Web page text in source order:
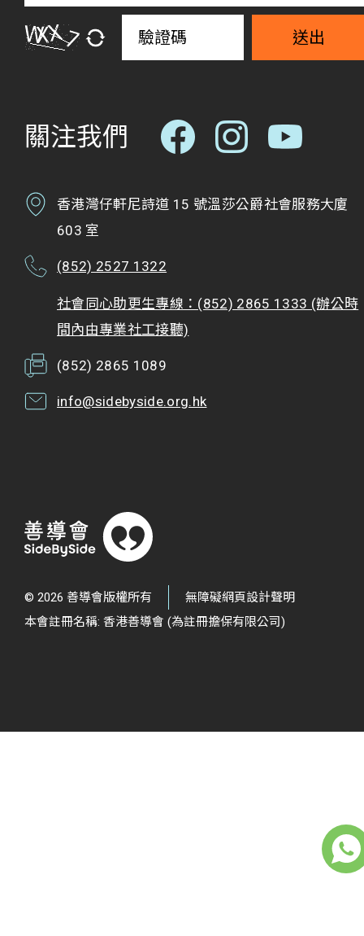
送出
關注我們
香港灣仔軒尼詩道 15 號溫莎公爵社會服務大廈
603 室
(852) 2527 1322
社會同心助更生專線：(852) 2865 1333 (辦公時
間內由專業社工接聽)
(852) 2865 1089
info@sidebyside.org.hk
© 2026 善導會版權所有
無障礙網頁設計聲明
本會註冊名稱: 香港善導會 (為註冊擔保有限公司)